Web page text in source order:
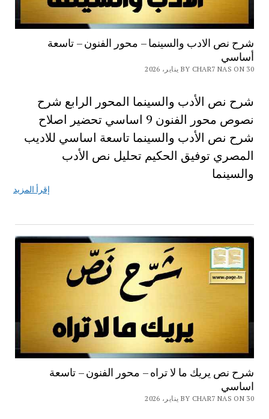
شرح نص الادب والسينما – محور الفنون – تاسعة
أساسي
BY CHAR7 NAS ON 30 يناير، 2026
شرح نص الأدب والسينما المحور الرابع شرح
نصوص محور الفنون 9 اساسي تحضير اصلاح
شرح نص الأدب والسينما تاسعة اساسي للاديب
المصري توفيق الحكيم تحليل نص الأدب
والسينما
إقرأ المزيد
شرح نص يريك ما لا تراه – محور الفنون – تاسعة
اساسي
BY CHAR7 NAS ON 30 يناير، 2026